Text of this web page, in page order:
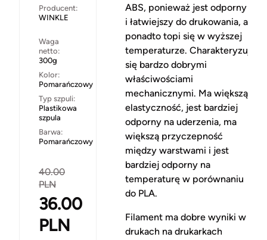
Producent:
WINKLE
Waga
netto:
300g
Kolor:
Pomarańczowy
Typ szpuli:
Plastikowa
szpula
Barwa:
Pomarańczowy
40.00
PLN
36.00
PLN
ABS, ponieważ jest odporny
i łatwiejszy do drukowania, a
ponadto topi się w wyższej
temperaturze. Charakteryzuje
się bardzo dobrymi
właściwościami
mechanicznymi. Ma większą
elastyczność, jest bardziej
odporny na uderzenia, ma
większą przyczepność
między warstwami i jest
bardziej odporny na
temperaturę w porównaniu
do PLA.
Filament ma dobre wyniki w
drukach na drukarkach